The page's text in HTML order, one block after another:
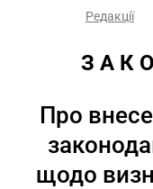
Редакції
З А К
Про
щодо